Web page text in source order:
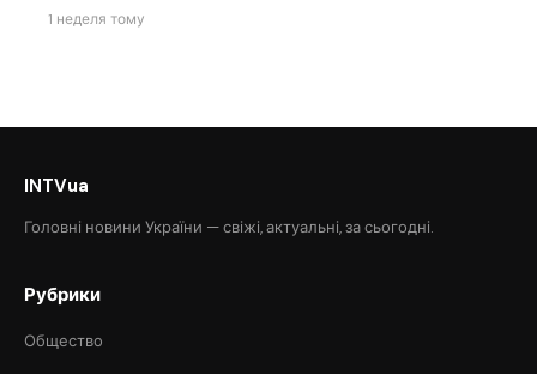
1 неделя тому
INTVua
Головні новини України — свіжі, актуальні, за сьогодні.
Рубрики
Общество